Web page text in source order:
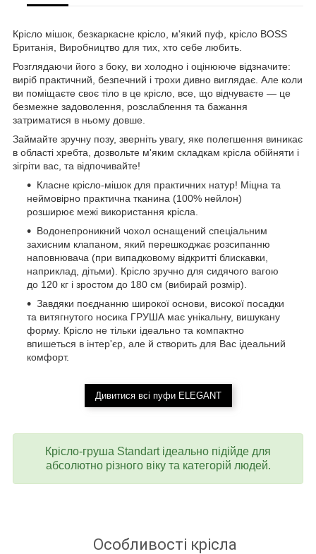
Крісло мішок, безкаркасне крісло, м'який пуф, крісло BOSS
Британія, Виробництво для тих, хто себе любить.
Розглядаючи його з боку, ви холодно і оцінююче відзначите:
виріб практичний, безпечний і трохи дивно виглядає. Але коли
ви поміщаєте своє тіло в це крісло, все, що відчуваєте — це
безмежне задоволення, розслаблення та бажання
затриматися в ньому довше.
Займайте зручну позу, зверніть увагу, яке полегшення виникає
в області хребта, дозвольте м'яким складкам крісла обійняти і
зігріти вас, та відпочивайте!
Класне крісло-мішок для практичних натур! Міцна та
неймовірно практична тканина (100% нейлон)
розширює межі використання крісла.
Водонепроникний чохол оснащений спеціальним
захисним клапаном, який перешкоджає розсипанню
наповнювача (при випадковому відкритті блискавки,
наприклад, дітьми). Крісло зручно для сидячого вагою
до 120 кг і зростом до 180 см (вибирай розмір).
Завдяки поєднанню широкої основи, високої посадки
та витягнутого носика ГРУША має унікальну, вишукану
форму. Крісло не тільки ідеально та компактно
впишеться в інтер'єр, але й створить для Вас ідеальний
комфорт.
Дивитися всі пуфи ELEGANT
Крісло-груша Standart ідеально підійде для
абсолютно різного віку та категорій людей.
Особливості крісла